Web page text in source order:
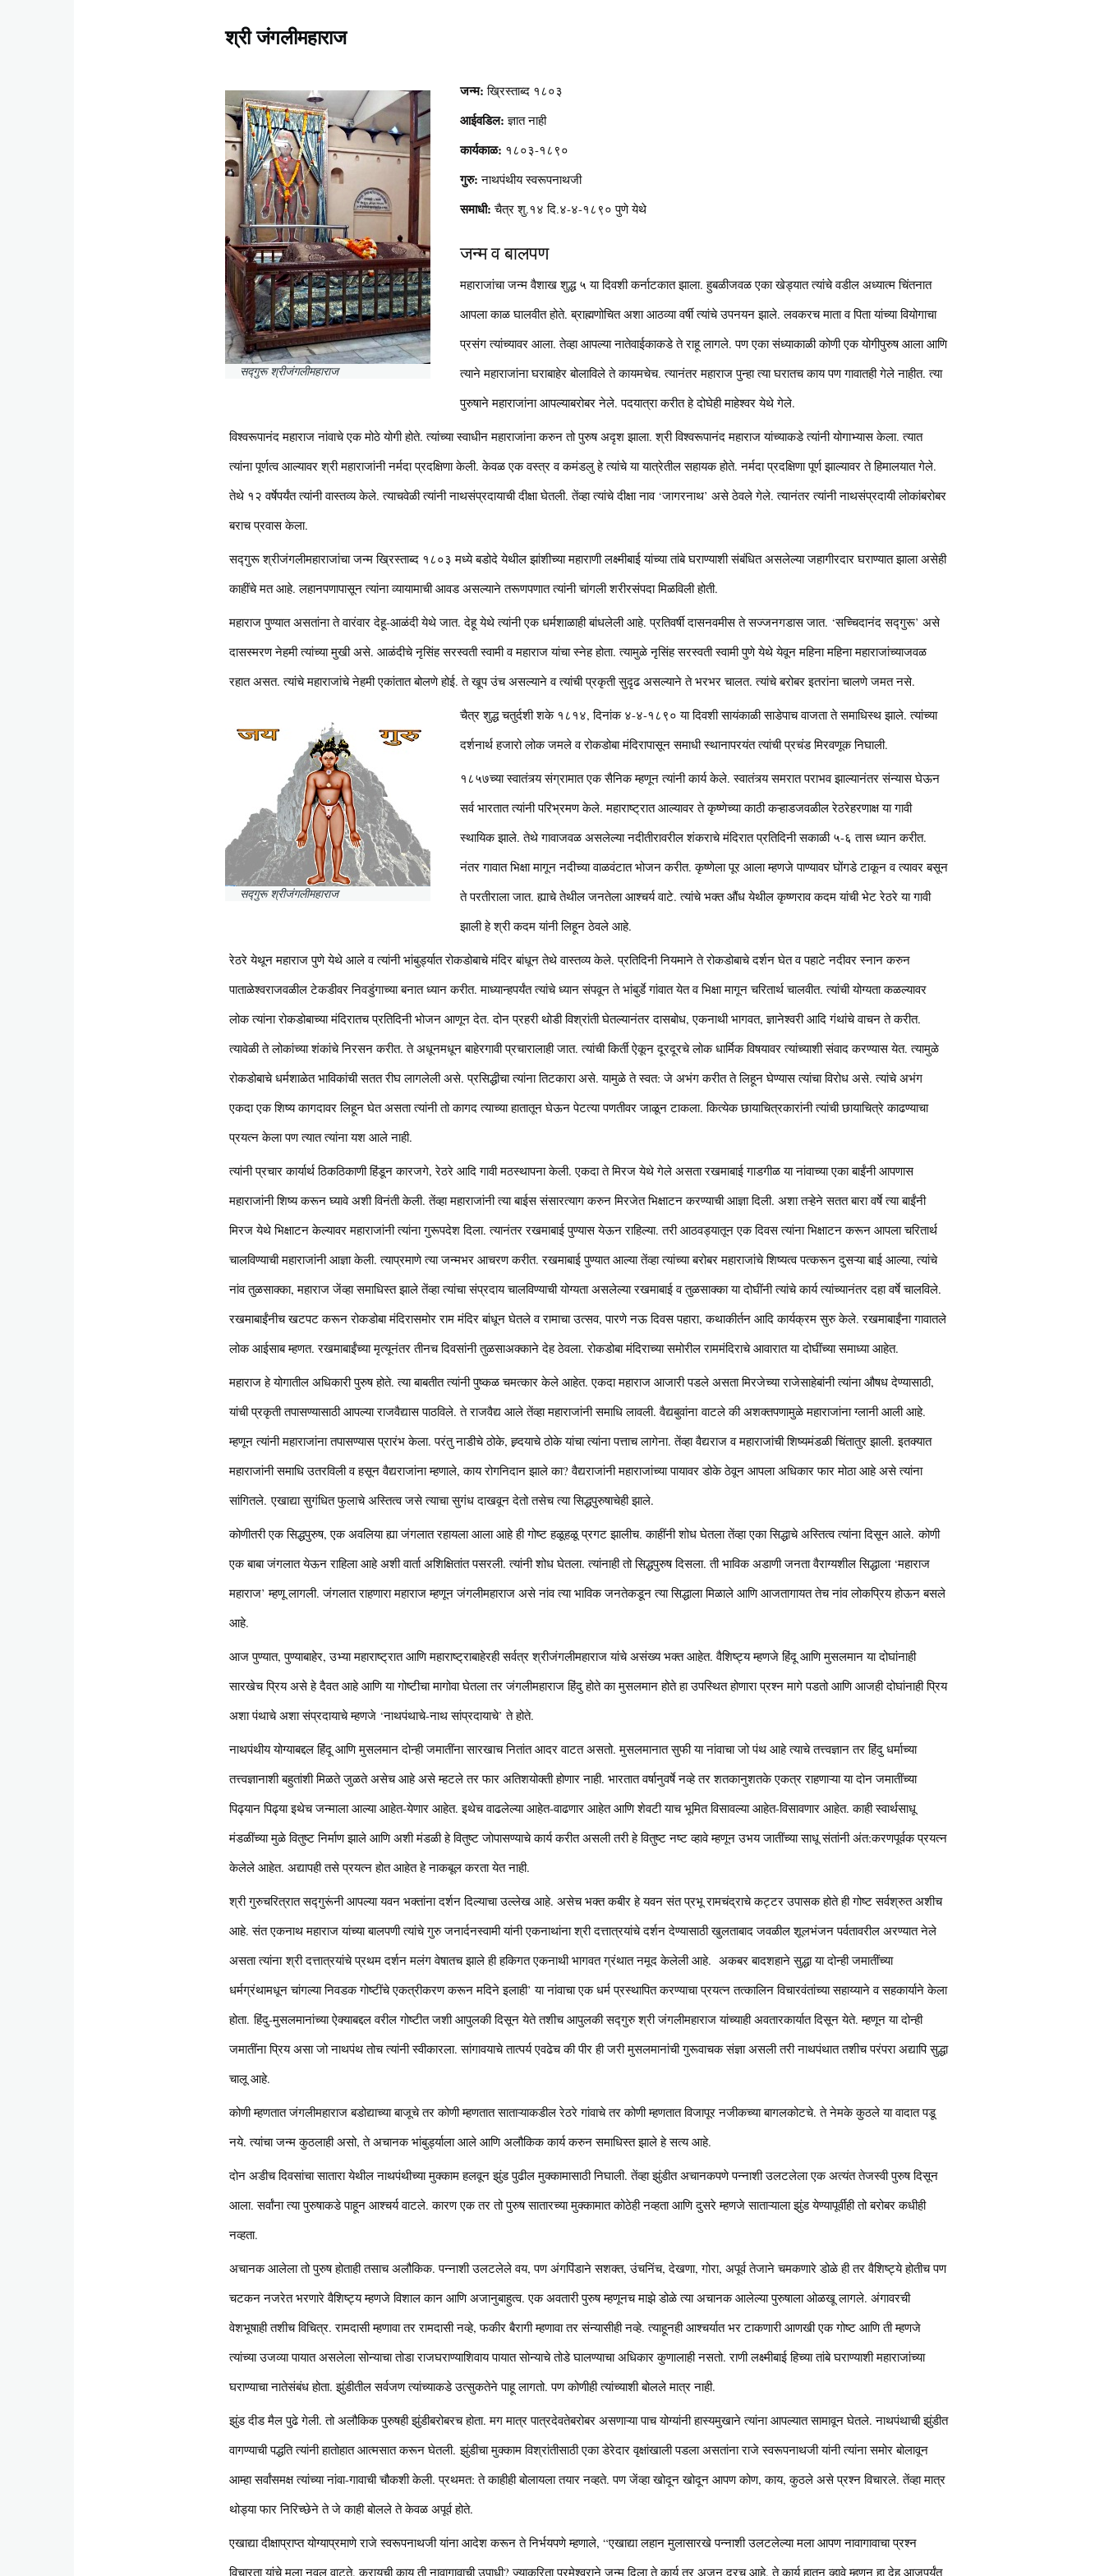
श्री जंगलीमहाराज
Content
सद्गुरू श्रीजंगलीमहाराज
जन्म: ख्रिस्ताब्द १८०३
आईवडिल: ज्ञात नाही
कार्यकाळ: १८०३-१८९०
गुरु:नाथपंथीय स्वरूपनाथजी
समाधी: चैत्र शु.१४ दि.४-४-१८९० पुणे येथे
जन्म व बालपण
महाराजांचा जन्म वैशाख शुद्ध ५ या दिवशी कर्नाटकात झाला. हुबळीजवळ एका खेड्यात त्यांचे वडील अध्यात्म चिंतनात
आपला काळ घालवीत होते. ब्राह्मणोचित अशा आठव्या वर्षी त्यांचे उपनयन झाले. लवकरच माता व पिता यांच्या वियोगाचा
प्रसंग त्यांच्यावर आला. तेव्हा आपल्या नातेवाईकाकडे ते राहू लागले. पण एका संध्याकाळी कोणी एक योगीपुरुष आला आणि
त्याने महाराजांना घराबाहेर बोलाविले ते कायमचेच. त्यानंतर महाराज पुन्हा त्या घरातच काय पण गावातही गेले नाहीत. त्या
पुरुषाने महाराजांना आपल्याबरोबर नेले. पदयात्रा करीत हे दोघेही माहेश्वर येथे गेले.
विश्वरूपानंद महाराज नांवाचे एक मोठे योगी होते. त्यांच्या स्वाधीन महाराजांना करुन तो पुरुष अदृश झाला. श्री विश्वरूपानंद महाराज यांच्याकडे त्यांनी योगाभ्यास केला. त्यात
त्यांना पूर्णत्व आल्यावर श्री महाराजांनी नर्मदा प्रदक्षिणा केली. केवळ एक वस्त्र व कमंडलु हे त्यांचे या यात्रेतील सहायक होते. नर्मदा प्रदक्षिणा पूर्ण झाल्यावर ते हिमालयात गेले.
तेथे १२ वर्षेपर्यंत त्यांनी वास्तव्य केले. त्याचवेळी त्यांनी नाथसंप्रदायाची दीक्षा घेतली. तेंव्हा त्यांचे दीक्षा नाव ‘जागरनाथ’ असे ठेवले गेले. त्यानंतर त्यांनी नाथसंप्रदायी लोकांबरोबर
बराच प्रवास केला.
सद्गुरू श्रीजंगलीमहाराजांचा जन्म ख्रिस्ताब्द १८०३ मध्ये बडोदे येथील झांशीच्या महाराणी लक्ष्मीबाई यांच्या तांबे घराण्याशी संबंधित असलेल्या जहागीरदार घराण्यात झाला असेही
काहींचे मत आहे. लहानपणापासून त्यांना व्यायामाची आवड असल्याने तरूणपणात त्यांनी चांगली शरीरसंपदा मिळविली होती.
महाराज पुण्यात असतांना ते वारंवार देहू-आळंदी येथे जात. देहू येथे त्यांनी एक धर्मशाळाही बांधलेली आहे. प्रतिवर्षी दासनवमीस ते सज्जनगडास जात. ‘सच्चिदानंद सद्गुरू’ असे
दासस्मरण नेहमी त्यांच्या मुखी असे. आळंदीचे नृसिंह सरस्वती स्वामी व महाराज यांचा स्नेह होता. त्यामुळे नृसिंह सरस्वती स्वामी पुणे येथे येवून महिना महिना महाराजांच्याजवळ
रहात असत. त्यांचे महाराजांचे नेहमी एकांतात बोलणे होई. ते खूप उंच असल्याने व त्यांची प्रकृती सुदृढ असल्याने ते भरभर चालत. त्यांचे बरोबर इतरांना चालणे जमत नसे.
सद्गुरू श्रीजंगलीमहाराज
चैत्र शुद्ध चतुर्दशी शके १८१४, दिनांक ४-४-१८९० या दिवशी सायंकाळी साडेपाच वाजता ते समाधिस्थ झाले. त्यांच्या
दर्शनार्थ हजारो लोक जमले व रोकडोबा मंदिरापासून समाधी स्थानापरयंत त्यांची प्रचंड मिरवणूक निघाली.
१८५७च्या स्वातंत्र्य संग्रामात एक सैनिक म्हणून त्यांनी कार्य केले. स्वातंत्र्य समरात पराभव झाल्यानंतर संन्यास घेऊन
सर्व भारतात त्यांनी परिभ्रमण केले. महाराष्ट्रात आल्यावर ते कृष्णेच्या काठी कऱ्हाडजवळील रेठरेहरणाक्ष या गावी
स्थायिक झाले. तेथे गावाजवळ असलेल्या नदीतीरावरील शंकराचे मंदिरात प्रतिदिनी सकाळी ५-६ तास ध्यान करीत.
नंतर गावात भिक्षा मागून नदीच्या वाळवंटात भोजन करीत. कृष्णेला पूर आला म्हणजे पाण्यावर घोंगडे टाकून व त्यावर बसून
ते परतीराला जात. ह्याचे तेथील जनतेला आश्चर्य वाटे. त्यांचे भक्त औंध येथील कृष्णराव कदम यांची भेट रेठरे या गावी
झाली हे श्री कदम यांनी लिहून ठेवले आहे.
रेठरे येथून महाराज पुणे येथे आले व त्यांनी भांबुर्ड्यात रोकडोबाचे मंदिर बांधून तेथे वास्तव्य केले. प्रतिदिनी नियमाने ते रोकडोबाचे दर्शन घेत व पहाटे नदीवर स्नान करुन
पाताळेश्वराजवळील टेकडीवर निवडुंगाच्या बनात ध्यान करीत. माध्यान्हपर्यंत त्यांचे ध्यान संपवून ते भांबुर्डे गांवात येत व भिक्षा मागून चरितार्थ चालवीत. त्यांची योग्यता कळल्यावर
लोक त्यांना रोकडोबाच्या मंदिरातच प्रतिदिनी भोजन आणून देत. दोन प्रहरी थोडी विश्रांती घेतल्यानंतर दासबोध, एकनाथी भागवत, ज्ञानेश्वरी आदि गंथांचे वाचन ते करीत.
त्यावेळी ते लोकांच्या शंकांचे निरसन करीत. ते अधूनमधून बाहेरगावी प्रचारालाही जात. त्यांची किर्ती ऐकून दूरदूरचे लोक धार्मिक विषयावर त्यांच्याशी संवाद करण्यास येत. त्यामुळे
रोकडोबाचे धर्मशाळेत भाविकांची सतत रीघ लागलेली असे. प्रसिद्धीचा त्यांना तिटकारा असे. यामुळे ते स्वत: जे अभंग करीत ते लिहून घेण्यास त्यांचा विरोध असे. त्यांचे अभंग
एकदा एक शिष्य कागदावर लिहून घेत असता त्यांनी तो कागद त्याच्या हातातून घेऊन पेटत्या पणतीवर जाळून टाकला. कित्येक छायाचित्रकारांनी त्यांची छायाचित्रे काढण्याचा
प्रयत्न केला पण त्यात त्यांना यश आले नाही.
त्यांनी प्रचार कार्यार्थ ठिकठिकाणी हिंडून कारजगे, रेठरे आदि गावी मठस्थापना केली. एकदा ते मिरज येथे गेले असता रखमाबाई गाडगीळ या नांवाच्या एका बाईंनी आपणास
महाराजांनी शिष्य करून घ्यावे अशी विनंती केली. तेंव्हा महाराजांनी त्या बाईस संसारत्याग करुन मिरजेत भिक्षाटन करण्याची आज्ञा दिली. अशा तऱ्हेने सतत बारा वर्षे त्या बाईंनी
मिरज येथे भिक्षाटन केल्यावर महाराजांनी त्यांना गुरूपदेश दिला. त्यानंतर रखमाबाई पुण्यास येऊन राहिल्या. तरी आठवड्यातून एक दिवस त्यांना भिक्षाटन करून आपला चरितार्थ
चालविण्याची महाराजांनी आज्ञा केली. त्याप्रमाणे त्या जन्मभर आचरण करीत. रखमाबाई पुण्यात आल्या तेंव्हा त्यांच्या बरोबर महाराजांचे शिष्यत्व पत्करून दुसऱ्या बाई आल्या, त्यांचे
नांव तुळसाक्का, महाराज जेंव्हा समाधिस्त झाले तेंव्हा त्यांचा संप्रदाय चालविण्याची योग्यता असलेल्या रखमाबाई व तुळसाक्का या दोघींनी त्यांचे कार्य त्यांच्यानंतर दहा वर्षे चालविले.
रखमाबाईंनीच खटपट करून रोकडोबा मंदिरासमोर राम मंदिर बांधून घेतले व रामाचा उत्सव, पारणे नऊ दिवस पहारा, कथाकीर्तन आदि कार्यक्रम सुरु केले. रखमाबाईंना गावातले
लोक आईसाब म्हणत. रखमाबाईंच्या मृत्यूनंतर तीनच दिवसांनी तुळसाअक्काने देह ठेवला. रोकडोबा मंदिराच्या समोरील राममंदिराचे आवारात या दोघींच्या समाध्या आहेत.
महाराज हे योगातील अधिकारी पुरुष होते. त्या बाबतीत त्यांनी पुष्कळ चमत्कार केले आहेत. एकदा महाराज आजारी पडले असता मिरजेच्या राजेसाहेबांनी त्यांना औषध देण्यासाठी,
यांची प्रकृती तपासण्यासाठी आपल्या राजवैद्यास पाठविले. ते राजवैद्य आले तेंव्हा महाराजांनी समाधि लावली. वैद्यबुवांना वाटले की अशक्तपणामुळे महाराजांना ग्लानी आली आहे.
म्हणून त्यांनी महाराजांना तपासण्यास प्रारंभ केला. परंतु नाडीचे ठोके, ह्र्दयाचे ठोके यांचा त्यांना पत्ताच लागेना. तेंव्हा वैद्यराज व महाराजांची शिष्यमंडळी चिंतातुर झाली. इतक्यात
महाराजांनी समाधि उतरविली व हसून वैद्यराजांना म्हणाले, काय रोगनिदान झाले का? वैद्यराजांनी महाराजांच्या पायावर डोके ठेवून आपला अधिकार फार मोठा आहे असे त्यांना
सांगितले. एखाद्या सुगंधित फुलाचे अस्तित्व जसे त्याचा सुगंध दाखवून देतो तसेच त्या सिद्धपुरुषाचेही झाले.
कोणीतरी एक सिद्धपुरुष, एक अवलिया ह्या जंगलात रहायला आला आहे ही गोष्ट हळूहळू प्रगट झालीच. काहींनी शोध घेतला तेंव्हा एका सिद्धाचे अस्तित्व त्यांना दिसून आले. कोणी
एक बाबा जंगलात येऊन राहिला आहे अशी वार्ता अशिक्षितांत पसरली. त्यांनी शोध घेतला. त्यांनाही तो सिद्धपुरुष दिसला. ती भाविक अडाणी जनता वैराग्यशील सिद्धाला ‘महाराज
महाराज’ म्हणू लागली. जंगलात राहणारा महाराज म्हणून जंगलीमहाराज असे नांव त्या भाविक जनतेकडून त्या सिद्धाला मिळाले आणि आजतागायत तेच नांव लोकप्रिय होऊन बसले
आहे.
आज पुण्यात, पुण्याबाहेर, उभ्या महाराष्ट्रात आणि महाराष्ट्राबाहेरही सर्वत्र श्रीजंगलीमहाराज यांचे असंख्य भक्त आहेत. वैशिष्ट्य म्हणजे हिंदू आणि मुसलमान या दोघांनाही
सारखेच प्रिय असे हे दैवत आहे आणि या गोष्टीचा मागोवा घेतला तर जंगलीमहाराज हिंदु होते का मुसलमान होते हा उपस्थित होणारा प्रश्न मागे पडतो आणि आजही दोघांनाही प्रिय
अशा पंथाचे अशा संप्रदायाचे म्हणजे ‘नाथपंथाचे-नाथ सांप्रदायाचे’ ते होते.
नाथपंथीय योग्याबद्दल हिंदू आणि मुसलमान दोन्ही जमातींना सारखाच नितांत आदर वाटत असतो. मुसलमानात सुफी या नांवाचा जो पंथ आहे त्याचे तत्त्वज्ञान तर हिंदु धर्माच्या
तत्त्वज्ञानाशी बहुतांशी मिळते जुळते असेच आहे असे म्हटले तर फार अतिशयोक्ती होणार नाही. भारतात वर्षानुवर्षे नव्हे तर शतकानुशतके एकत्र राहणाऱ्या या दोन जमातींच्या
पिढ्यान पिढ्या इथेच जन्माला आल्या आहेत-येणार आहेत. इथेच वाढलेल्या आहेत-वाढणार आहेत आणि शेवटी याच भूमित विसावल्या आहेत-विसावणार आहेत. काही स्वार्थसाधू
मंडळींच्या मुळे वितुष्ट निर्माण झाले आणि अशी मंडळी हे वितुष्ट जोपासण्याचे कार्य करीत असली तरी हे वितुष्ट नष्ट व्हावे म्हणून उभय जातींच्या साधू संतांनी अंत:करणपूर्वक प्रयत्न
केलेले आहेत. अद्यापही तसे प्रयत्न होत आहेत हे नाकबूल करता येत नाही.
श्री गुरुचरित्रात सद्गुरूंनी आपल्या यवन भक्तांना दर्शन दिल्याचा उल्लेख आहे. असेच भक्त कबीर हे यवन संत प्रभू रामचंद्राचे कट्टर उपासक होते ही गोष्ट सर्वश्रुत अशीच
आहे. संत एकनाथ महाराज यांच्या बालपणी त्यांचे गुरु जनार्दनस्वामी यांनी एकनाथांना श्री दत्तात्रयांचे दर्शन देण्यासाठी खुलताबाद जवळील शूलभंजन पर्वतावरील अरण्यात नेले
असता त्यांना श्री दत्तात्रयांचे प्रथम दर्शन मलंग वेषातच झाले ही हकिगत एकनाथी भागवत ग्रंथात नमूद केलेली आहे. अकबर बादशहाने सुद्धा या दोन्ही जमातींच्या
धर्मग्रंथामधून चांगल्या निवडक गोष्टींचे एकत्रीकरण करून मदिने इलाही’ या नांवाचा एक धर्म प्रस्थापित करण्याचा प्रयत्न तत्कालिन विचारवंतांच्या सहाय्याने व सहकार्याने केला
होता. हिंदु-मुसलमानांच्या ऐक्याबद्दल वरील गोष्टीत जशी आपुलकी दिसून येते तशीच आपुलकी सद्गुरु श्री जंगलीमहाराज यांच्याही अवतारकार्यात दिसून येते. म्हणून या दोन्ही
जमातींना प्रिय असा जो नाथपंथ तोच त्यांनी स्वीकारला. सांगावयाचे तात्पर्य एवढेच की पीर ही जरी मुसलमानांची गुरूवाचक संज्ञा असली तरी नाथपंथात तशीच परंपरा अद्यापि सुद्धा
चालू आहे.
कोणी म्हणतात जंगलीमहाराज बडोद्याच्या बाजूचे तर कोणी म्हणतात साताऱ्याकडील रेठरे गांवाचे तर कोणी म्हणतात विजापूर नजीकच्या बागलकोटचे. ते नेमके कुठले या वादात पडू
नये. त्यांचा जन्म कुठलाही असो, ते अचानक भांबुर्ड्याला आले आणि अलौकिक कार्य करुन समाधिस्त झाले हे सत्य आहे.
दोन अडीच दिवसांचा सातारा येथील नाथपंथीच्या मुक्काम हलवून झुंड पुढील मुक्कामासाठी निघाली. तेंव्हा झुंडीत अचानकपणे पन्नाशी उलटलेला एक अत्यंत तेजस्वी पुरुष दिसून
आला. सर्वांना त्या पुरुषाकडे पाहून आश्चर्य वाटले. कारण एक तर तो पुरुष सातारच्या मुक्कामात कोठेही नव्हता आणि दुसरे म्हणजे साताऱ्याला झुंड येण्यापूर्वीही तो बरोबर कधीही
नव्हता.
अचानक आलेला तो पुरुष होताही तसाच अलौकिक. पन्नाशी उलटलेले वय, पण अंगपिंडाने सशक्त, उंचनिंच, देखणा, गोरा, अपूर्व तेजाने चमकणारे डोळे ही तर वैशिष्ट्ये होतीच पण
चटकन नजरेत भरणारे वैशिष्ट्य म्हणजे विशाल कान आणि अजानुबाहुत्व. एक अवतारी पुरुष म्हणूनच माझे डोळे त्या अचानक आलेल्या पुरुषाला ओळखू लागले. अंगावरची
वेशभूषाही तशीच विचित्र. रामदासी म्हणावा तर रामदासी नव्हे, फकीर बैरागी म्हणावा तर संन्यासीही नव्हे. त्याहूनही आश्चर्यात भर टाकणारी आणखी एक गोष्ट आणि ती म्हणजे
त्यांच्या उजव्या पायात असलेला सोन्याचा तोडा राजघराण्याशिवाय पायात सोन्याचे तोडे घालण्याचा अधिकार कुणालाही नसतो. राणी लक्ष्मीबाई हिच्या तांबे घराण्याशी महाराजांच्या
घराण्याचा नातेसंबंध होता. झुंडीतील सर्वजण त्यांच्याकडे उत्सुकतेने पाहू लागतो. पण कोणीही त्यांच्याशी बोलले मात्र नाही.
झुंड दीड मैल पुढे गेली. तो अलौकिक पुरुषही झुंडीबरोबरच होता. मग मात्र पात्रदेवतेबरोबर असणाऱ्या पाच योग्यांनी हास्यमुखाने त्यांना आपल्यात सामावून घेतले. नाथपंथाची झुंडीत
वागण्याची पद्धति त्यांनी हातोहात आत्मसात करून घेतली. झुंडीचा मुक्काम विश्रांतीसाठी एका डेरेदार वृक्षांखाली पडला असतांना राजे स्वरूपनाथजी यांनी त्यांना समोर बोलावून
आम्हा सर्वांसमक्ष त्यांच्या नांवा-गावाची चौकशी केली. प्रथमत: ते काहीही बोलायला तयार नव्हते. पण जेंव्हा खोदून खोदून आपण कोण, काय, कुठले असे प्रश्न विचारले. तेंव्हा मात्र
थोड्या फार निरिच्छेने ते जे काही बोलले ते केवळ अपूर्व होते.
एखाद्या दीक्षाप्राप्त योग्याप्रमाणे राजे स्वरूपनाथजी यांना आदेश करून ते निर्भयपणे म्हणाले, “एखाद्या लहान मुलासारखे पन्नाशी उलटलेल्या मला आपण नावागावाचा प्रश्न
विचारता यांचे मला नवल वाटते. करायची काय ती नावागावाची उपाधी? ज्याकरिता परमेश्वराने जन्म दिला ते कार्य तर अजून दूरच आहे. ते कार्य हातून व्हावे म्हणून हा देह आजपर्यंत